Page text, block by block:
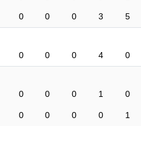
0 0 0 3 5
0 0 0 4 0
0 0 0 1 0
0 0 0 0 1